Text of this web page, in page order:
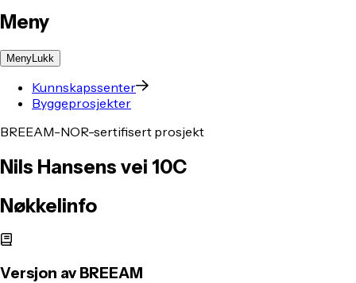
Meny
MenyLukk
Kunnskapssenter
Byggeprosjekter
BREEAM-NOR-sertifisert prosjekt
Nils Hansens vei 10C
Nøkkelinfo
Versjon av BREEAM